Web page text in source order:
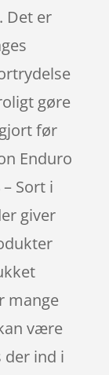
Det er
gøre
før
Enduro
Sort i
giver
mange
være
der ind i